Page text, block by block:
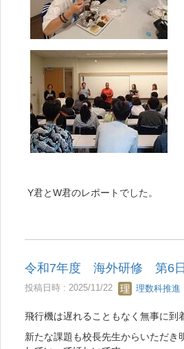
Y君とW君のレポートでした。
令和7年度 海外研修 第6
投稿日時 : 2025/11/22 理数科推進
飛行機は遅れることもなく無事に到
新たな課題も校長先生からいただき